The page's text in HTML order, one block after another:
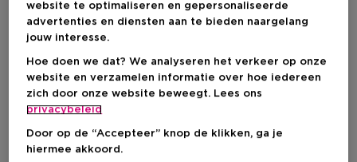
website te optimaliseren en gepersonaliseerde
advertenties en diensten aan te bieden naargelang
jouw interesse.
Hoe doen we dat? We analyseren het verkeer op onze
website en verzamelen informatie over hoe iedereen
zich door onze website beweegt. Lees ons
privacybeleid
Door op de “Accepteer” knop de klikken, ga je
hiermee akkoord.